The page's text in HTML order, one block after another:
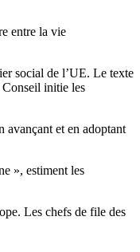
entre la vie
social de l’UE. Le texte
Conseil initie les
avançant et en adoptant
», estiment les
Les chefs de file des